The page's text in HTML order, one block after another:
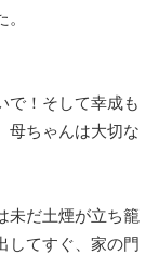
で！そして幸成も
母ちゃんは大切な
未だ土煙が立ち籠
してすぐ、家の門